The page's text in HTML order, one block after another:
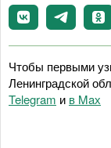
Чтобы первыми
Ленинградской
Telegram и в Maх